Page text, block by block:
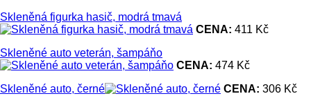
Skleněná figurka hasič, modrá tmavá
CENA: 411 Kč
Skleněné auto veterán, šampáňo
CENA: 474 Kč
Skleněné auto, černé
CENA: 306 Kč